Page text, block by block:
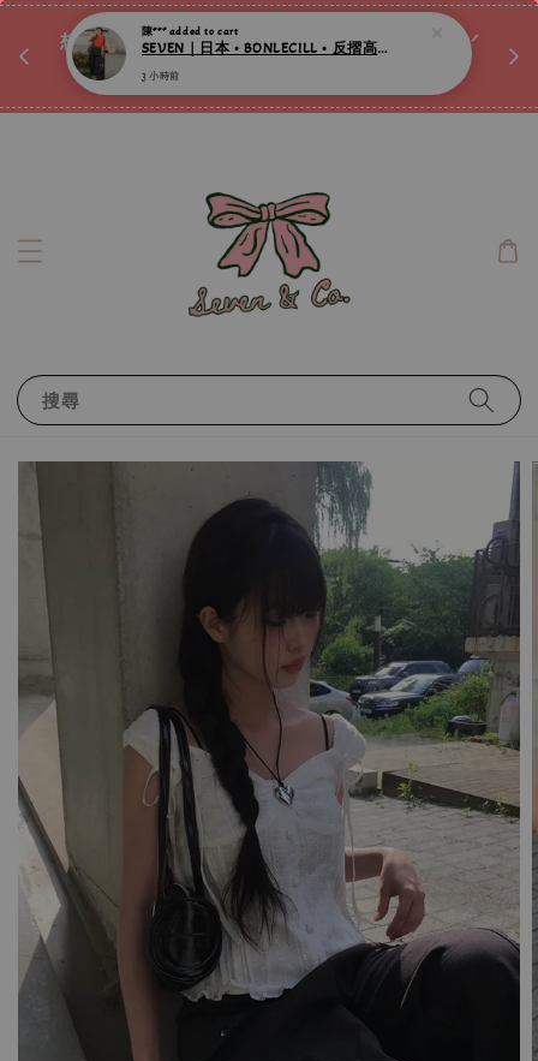
想訂製屬於自己的『水晶手鍊』嗎ꕀ♡ 私訊我們.ᐟ.ᐟ
📣Instagram 這邊按下去
搜尋
3 小時前